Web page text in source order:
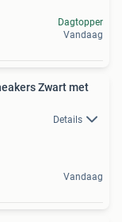
Dagtopper
Vandaag
Zwart met
Details
Vandaag